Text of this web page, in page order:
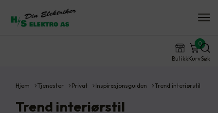
ButikkKurv
0
Søk
Hjem Tjenester Privat Inspirasjonsguiden Trend interiørstil
Trend interiørstil